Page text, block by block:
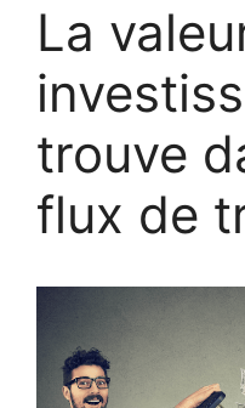
La
trouve
flux de